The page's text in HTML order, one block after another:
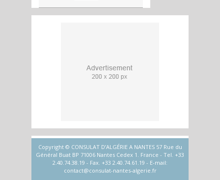
Copyright © CONSULAT D’ALGÉRIE A NANTES 57 Rue du
Général Buat BP 71006 Nantes Cedex 1. France - Tel. +33
2.40.74.38.19 - Fax. +33 2.40.74.61.19 - E-mail:
contact@consulat-nantes-algerie.fr